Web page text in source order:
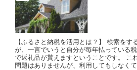
【ふるさと納税を活用とは？】 検索をす
が、一言でいうと自分が毎年払っている
で返礼品が貰えますということです。 こ
問題はありませんが、利用してもしなく